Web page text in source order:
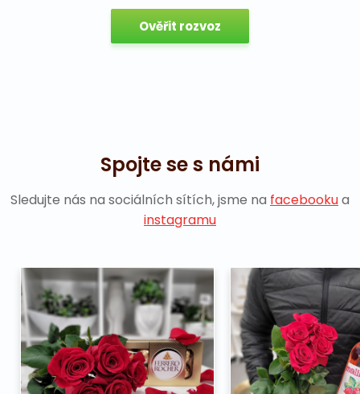
Ověřit rozvoz
Spojte se s námi
Sledujte nás na sociálních sítích, jsme na facebookua
instagramu